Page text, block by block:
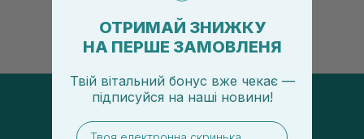
ОТРИМАЙ ЗНИЖКУ
НА ПЕРШЕ ЗАМОВЛЕНЯ
Твій вітальний бонус вже чекає —
підписуйся на наші новини!
email